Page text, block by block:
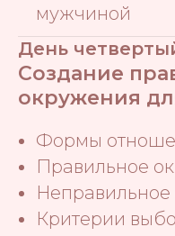
мужчиной
День
Создание
окружения
Формы
Правильное
Критерии